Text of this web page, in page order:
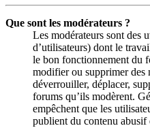
Que sont les modérateurs ?
Les modérateurs sont des
d’utilisateurs) dont le
le bon fonctionnement du
modifier ou supprimer des
déverrouiller, déplacer,
forums qu’ils modèrent.
empêchent que les
publient du contenu abusif